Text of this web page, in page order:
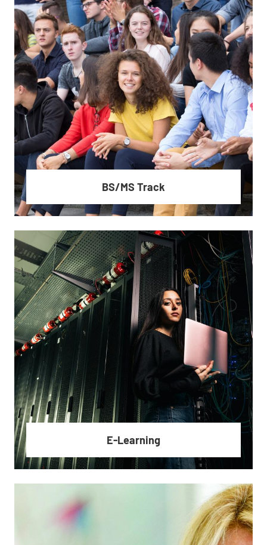
Master of Science & Technology
En savoir plus
BS/MS Track
BS/MS Track
E-Learning